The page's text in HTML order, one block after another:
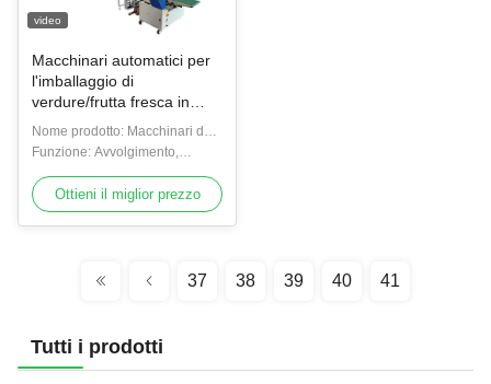
video
Macchinari automatici per
l'imballaggio di
verdure/frutta fresca in
sacchetti a cuscino
Nome prodotto: Macchinari da
imballaggio con sacca per
cuscino
Funzione: Avvolgimento,
imballaggio
Ottieni il miglior prezzo
37 38 39 40 41
Tutti i prodotti